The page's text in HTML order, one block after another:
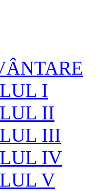
I
II
III
IV
V